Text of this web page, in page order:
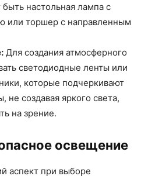
настольная лампа с
или торшер с направленным
Для создания атмосферного
светодиодные ленты или
которые подчеркивают
не создавая яркого света,
на зрение.
освещение
аспект при выборе